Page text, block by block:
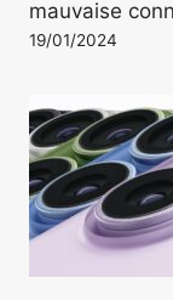
mauvaise
19/01/2024